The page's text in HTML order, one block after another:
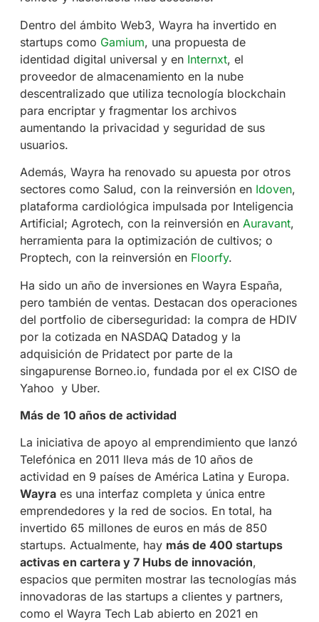
Dentro del ámbito Web3, Wayra ha invertido en
startups como Gamium, una propuesta de
identidad digital universal y en Internxt, el
proveedor de almacenamiento en la nube
descentralizado que utiliza tecnología blockchain
para encriptar y fragmentar los archivos
aumentando la privacidad y seguridad de sus
usuarios.
Además, Wayra ha renovado su apuesta por otros
sectores como Salud, con la reinversión en Idoven,
plataforma cardiológica impulsada por Inteligencia
Artificial; Agrotech, con la reinversión en Auravant,
herramienta para la optimización de cultivos; o
Proptech, con la reinversión enFloorfy.
Ha sido un año de inversiones en Wayra España,
pero también de ventas. Destacan dos operaciones
del portfolio de ciberseguridad: la compra de HDIV
por la cotizada en NASDAQ Datadog y la
adquisición de Pridatect por parte de la
singapurense Borneo.io, fundada por el ex CISO de
Yahoo y Uber.
Más de 10 años de actividad
La iniciativa de apoyo al emprendimiento que lanzó
Telefónica en 2011 lleva más de 10 años de
actividad en 9 países de América Latina y Europa.
Wayraes una interfaz completa y única entre
emprendedores y la red de socios. En total, ha
invertido 65 millones de euros en más de 850
startups. Actualmente, hay más de 400 startups
activas en cartera y 7 Hubs de innovación,
espacios que permiten mostrar las tecnologías más
innovadoras de las startups a clientes y partners,
como el Wayra Tech Lab abierto en 2021 en